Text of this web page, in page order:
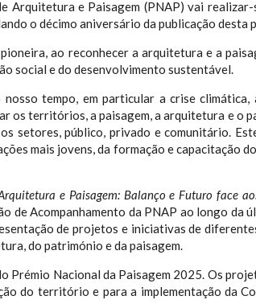
Arquitetura e Paisagem (PNAP) vai
o décimo aniversário da publicação desta
ao reconhecer a arquitetura e a
social e do desenvolvimento sustentável.
tempo, em particular a crise
os territórios, a paisagem, a arquitetura e o
setores, público, privado e comunitário.
mais jovens, da formação e capacitação
e Paisagem: Balanço e Futuro face
de Acompanhamento da PNAP ao longo da
de projetos e iniciativas de
do património e da paisagem.
Prémio Nacional da Paisagem 2025. Os
do território e para a implementação da